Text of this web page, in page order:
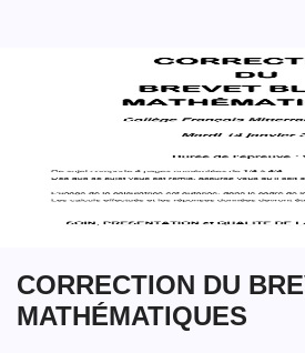
CORRECTION DU
MATHÉMATIQUES